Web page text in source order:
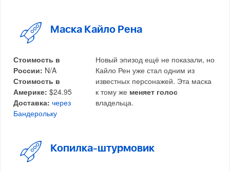
Маска Кайло Рена
Стоимость в
России: N/A
Стоимость в
Америке:$24.95
Доставка: через
Бандерольку
Новый эпизод ещё не показали, но
Кайло Рен уже стал одним из
известных персонажей. Эта маска
к тому же меняет голос
владельца.
Копилка-штурмовик